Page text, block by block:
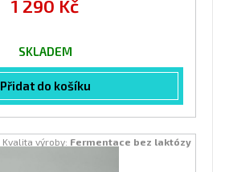
1 290 Kč
SKLADEM
Přidat do košíku
Kvalita výroby: Fermentace bez laktózy